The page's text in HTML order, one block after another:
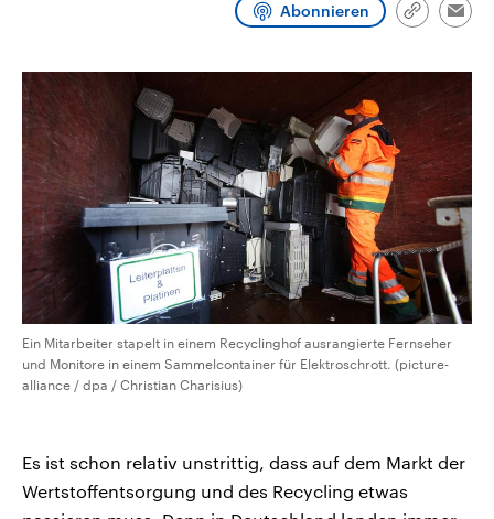
Abonnieren
Link
Ein Mitarbeiter stapelt in einem Recyclinghof ausrangierte Fernseher
und Monitore in einem Sammelcontainer für Elektroschrott. (picture-
alliance / dpa / Christian Charisius)
Es ist schon relativ unstrittig, dass auf dem Markt der
Wertstoffentsorgung und des Recycling etwas